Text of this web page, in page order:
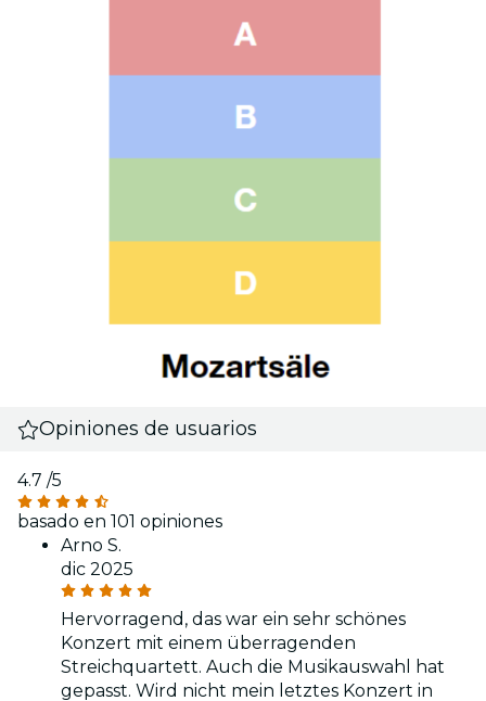
Opiniones de usuarios
4.7 /5
basado en 101 opiniones
Arno S.
dic 2025
Hervorragend, das war ein sehr schönes
Konzert mit einem überragenden
Streichquartett. Auch die Musikauswahl hat
gepasst. Wird nicht mein letztes Konzert in